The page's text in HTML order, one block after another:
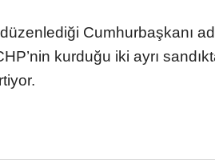
Cumhurbaşkanı
kurduğu iki ayrı